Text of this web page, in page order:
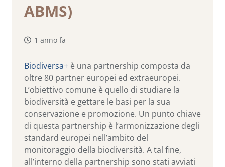
ABMS)
1 anno fa
Biodiversa+ è una partnership composta da
oltre 80 partner europei ed extraeuropei.
L’obiettivo comune è quello di studiare la
biodiversità e gettare le basi per la sua
conservazione e promozione. Un punto chiave
di questa partnership è l’armonizzazione degli
standard europei nell’ambito del
monitoraggio della biodiversità. A tal fine,
all’interno della partnership sono stati avviati